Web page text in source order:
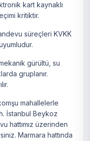
kart kaynaklı
kritiktir.
süreçleri KVKK
gürültü, su
gruplanır.
mahallelerle
İstanbul Beykoz
hattımız üzerinden
Marmara hattında